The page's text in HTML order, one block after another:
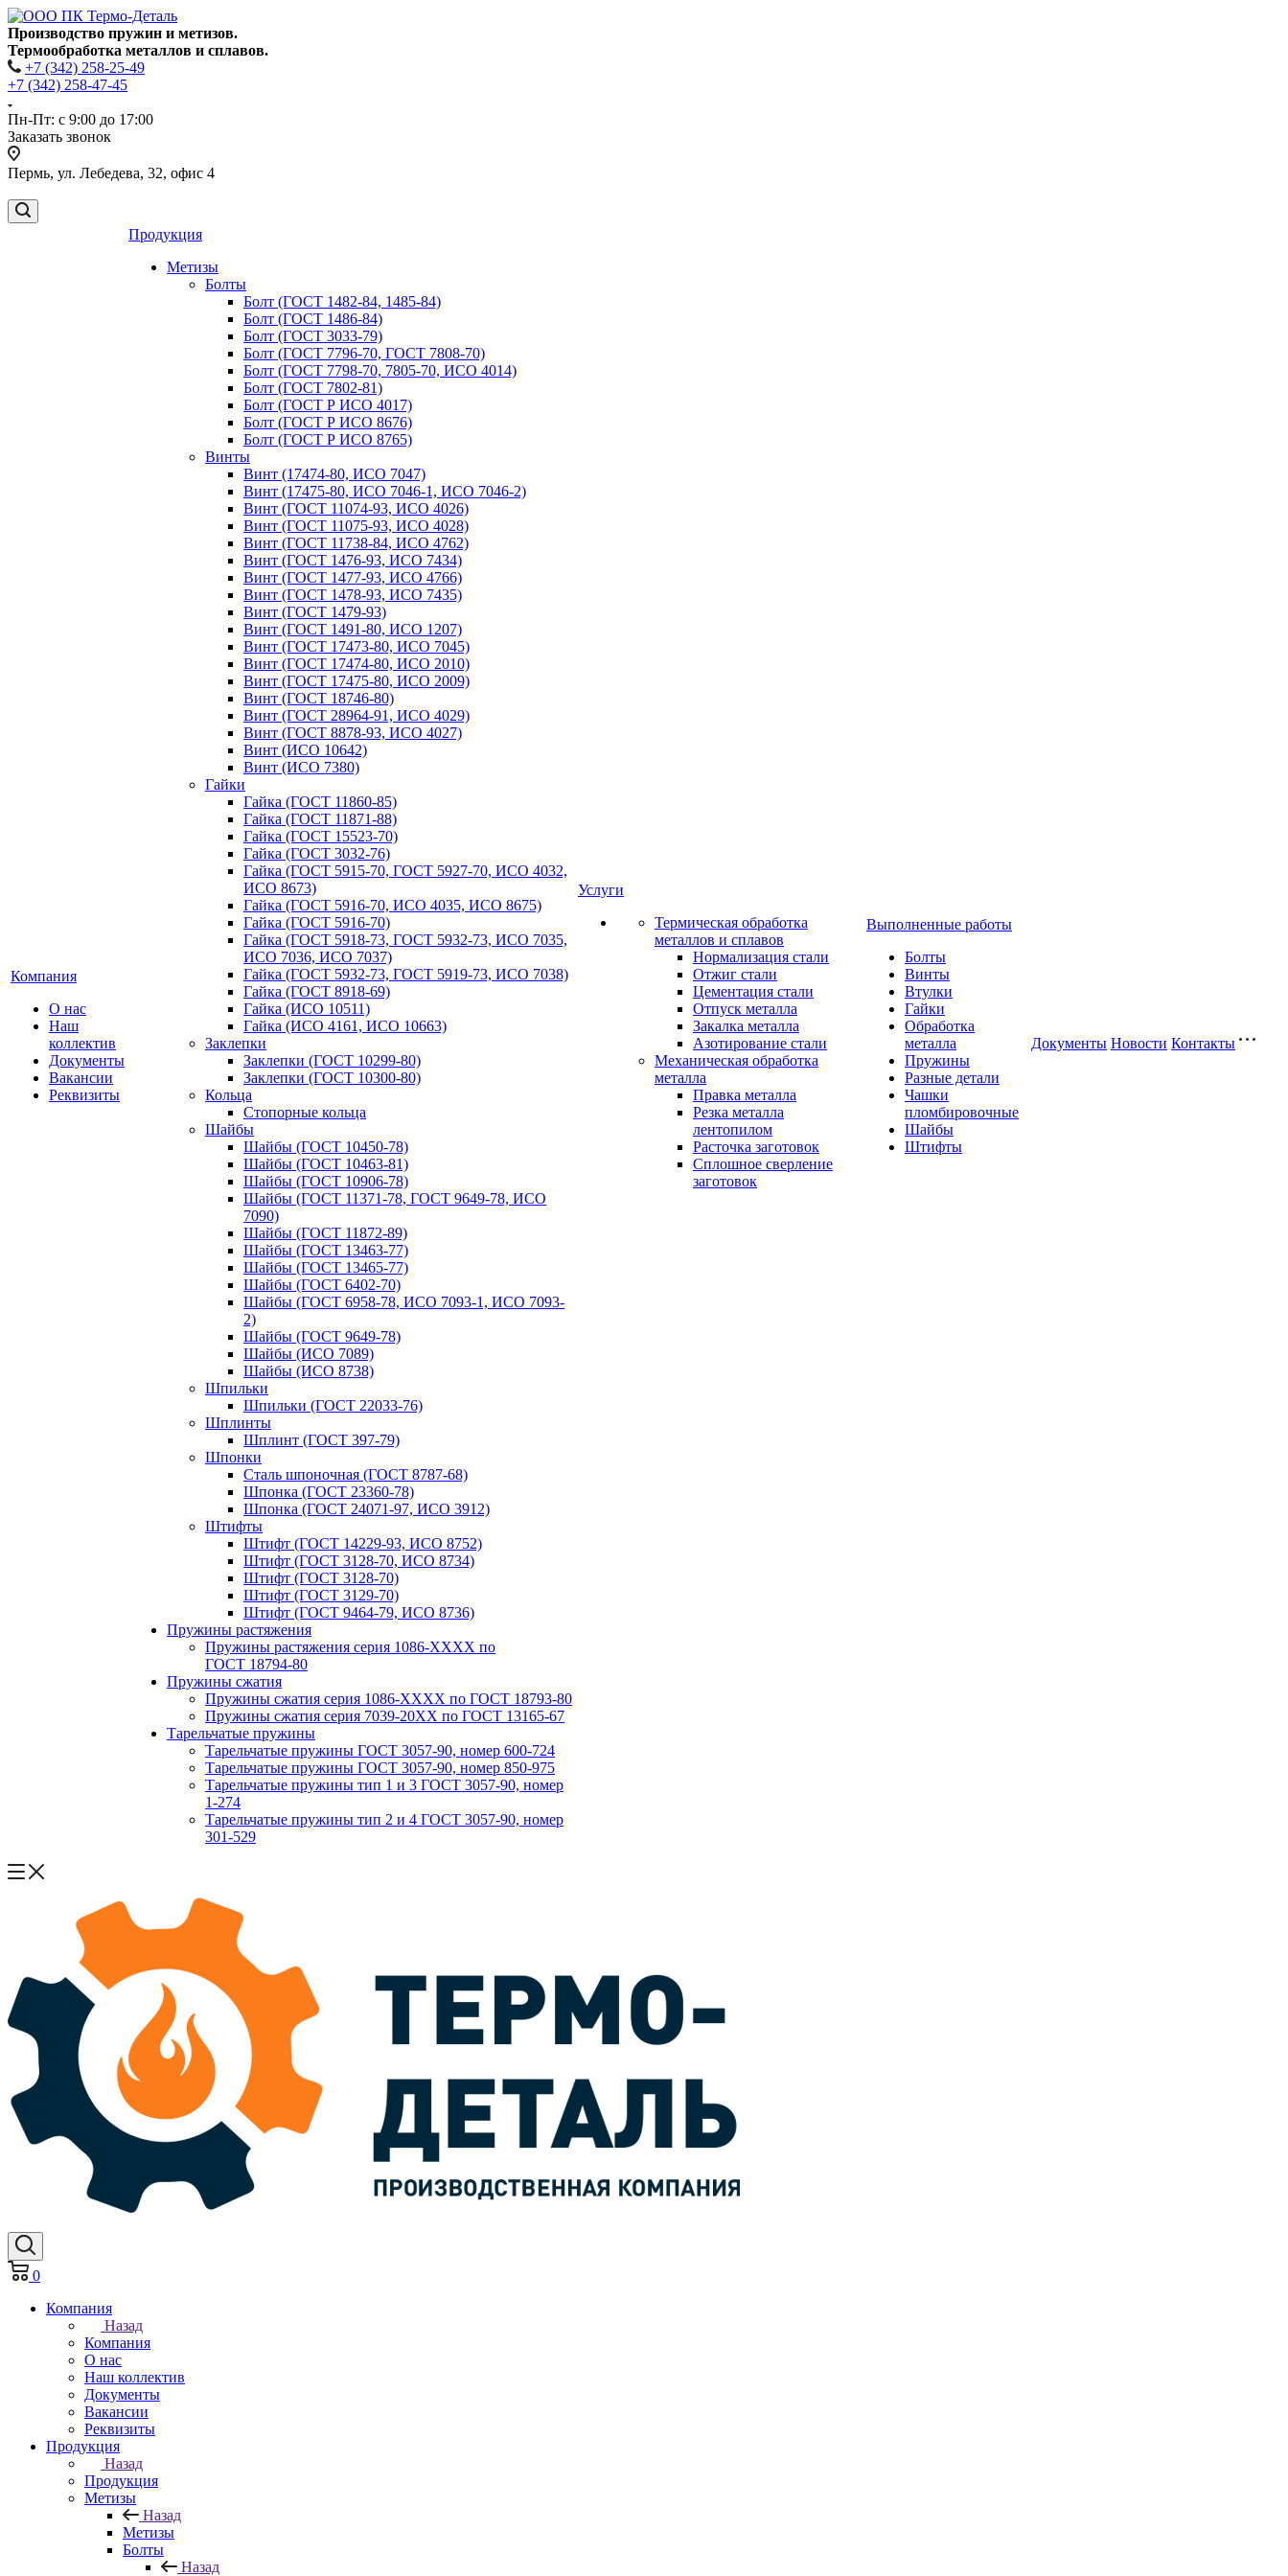
Производство пружин и метизов.
Термообработка металлов и сплавов.
+7 (342) 258-25-49
+7 (342) 258-47-45
Пн-Пт: с 9:00 до 17:00
Заказать звонок
Пермь, ул. Лебедева, 32, офис 4
Компания
О нас
Наш
коллектив
Документы
Вакансии
Реквизиты
Продукция
Метизы
Болты
Болт (ГОСТ 1482-84, 1485-84)
Болт (ГОСТ 1486-84)
Болт (ГОСТ 3033-79)
Болт (ГОСТ 7796-70, ГОСТ 7808-70)
Болт (ГОСТ 7798-70, 7805-70, ИСО 4014)
Болт (ГОСТ 7802-81)
Болт (ГОСТ Р ИСО 4017)
Болт (ГОСТ Р ИСО 8676)
Болт (ГОСТ Р ИСО 8765)
Винты
Винт (17474-80, ИСО 7047)
Винт (17475-80, ИСО 7046-1, ИСО 7046-2)
Винт (ГОСТ 11074-93, ИСО 4026)
Винт (ГОСТ 11075-93, ИСО 4028)
Винт (ГОСТ 11738-84, ИСО 4762)
Винт (ГОСТ 1476-93, ИСО 7434)
Винт (ГОСТ 1477-93, ИСО 4766)
Винт (ГОСТ 1478-93, ИСО 7435)
Винт (ГОСТ 1479-93)
Винт (ГОСТ 1491-80, ИСО 1207)
Винт (ГОСТ 17473-80, ИСО 7045)
Винт (ГОСТ 17474-80, ИСО 2010)
Винт (ГОСТ 17475-80, ИСО 2009)
Винт (ГОСТ 18746-80)
Винт (ГОСТ 28964-91, ИСО 4029)
Винт (ГОСТ 8878-93, ИСО 4027)
Винт (ИСО 10642)
Винт (ИСО 7380)
Гайки
Гайка (ГОСТ 11860-85)
Гайка (ГОСТ 11871-88)
Гайка (ГОСТ 15523-70)
Гайка (ГОСТ 3032-76)
Гайка (ГОСТ 5915-70, ГОСТ 5927-70, ИСО 4032,
ИСО 8673)
Гайка (ГОСТ 5916-70, ИСО 4035, ИСО 8675)
Гайка (ГОСТ 5916-70)
Гайка (ГОСТ 5918-73, ГОСТ 5932-73, ИСО 7035,
ИСО 7036, ИСО 7037)
Гайка (ГОСТ 5932-73, ГОСТ 5919-73, ИСО 7038)
Гайка (ГОСТ 8918-69)
Гайка (ИСО 10511)
Гайка (ИСО 4161, ИСО 10663)
Заклепки
Заклепки (ГОСТ 10299-80)
Заклепки (ГОСТ 10300-80)
Кольца
Стопорные кольца
Шайбы
Шайбы (ГОСТ 10450-78)
Шайбы (ГОСТ 10463-81)
Шайбы (ГОСТ 10906-78)
Шайбы (ГОСТ 11371-78, ГОСТ 9649-78, ИСО
7090)
Шайбы (ГОСТ 11872-89)
Шайбы (ГОСТ 13463-77)
Шайбы (ГОСТ 13465-77)
Шайбы (ГОСТ 6402-70)
Шайбы (ГОСТ 6958-78, ИСО 7093-1, ИСО 7093-
2)
Шайбы (ГОСТ 9649-78)
Шайбы (ИСО 7089)
Шайбы (ИСО 8738)
Шпильки
Шпильки (ГОСТ 22033-76)
Шплинты
Шплинт (ГОСТ 397-79)
Шпонки
Сталь шпоночная (ГОСТ 8787-68)
Шпонка (ГОСТ 23360-78)
Шпонка (ГОСТ 24071-97, ИСО 3912)
Штифты
Штифт (ГОСТ 14229-93, ИСО 8752)
Штифт (ГОСТ 3128-70, ИСО 8734)
Штифт (ГОСТ 3128-70)
Штифт (ГОСТ 3129-70)
Штифт (ГОСТ 9464-79, ИСО 8736)
Пружины растяжения
Пружины растяжения серия 1086-ХХХХ по
ГОСТ 18794‑80
Пружины сжатия
Пружины сжатия серия 1086-ХХХХ по ГОСТ 18793‑80
Пружины сжатия серия 7039-20ХХ по ГОСТ 13165‑67
Тарельчатые пружины
Тарельчатые пружины ГОСТ 3057-90, номер 600-724
Тарельчатые пружины ГОСТ 3057-90, номер 850-975
Тарельчатые пружины тип 1 и 3 ГОСТ 3057-90, номер
1-274
Тарельчатые пружины тип 2 и 4 ГОСТ 3057-90, номер
301-529
Услуги
Термическая обработка
металлов и сплавов
Нормализация стали
Отжиг стали
Цементация стали
Отпуск металла
Закалка металла
Азотирование стали
Механическая обработка
металла
Правка металла
Резка металла
лентопилом
Расточка заготовок
Сплошное сверление
заготовок
Выполненные работы
Болты
Винты
Втулки
Гайки
Обработка
металла
Пружины
Разные детали
Чашки
пломбировочные
Шайбы
Штифты
Документы Новости Контакты
0
Компания
Назад
Компания
О нас
Наш коллектив
Документы
Вакансии
Реквизиты
Продукция
Назад
Продукция
Метизы
Назад
Метизы
Болты
Назад